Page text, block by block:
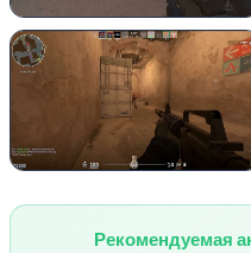
Рекомендуемая